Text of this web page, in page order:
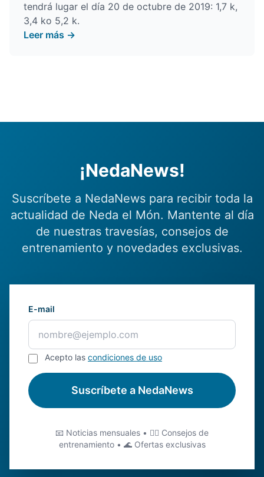
tendrá lugar el día 20 de octubre de 2019: 1,7 k,
3,4 ko 5,2 k.
Leer más →
¡NedaNews!
Suscríbete a NedaNews para recibir toda la
actualidad de Neda el Món. Mantente al día
de nuestras travesías, consejos de
entrenamiento y novedades exclusivas.
E-mail
Acepto las condiciones de uso
Suscríbete a NedaNews
📧 Noticias mensuales • 🏊‍♂️ Consejos de
entrenamiento • 🌊 Ofertas exclusivas